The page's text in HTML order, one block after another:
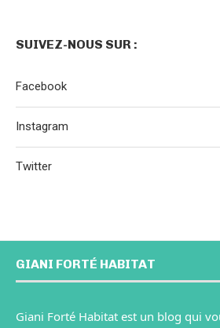
SUIVEZ-NOUS SUR :
Facebook
Instagram
Twitter
GIANI FORTÉ HABITAT
Giani Forté Habitat est un blog qui